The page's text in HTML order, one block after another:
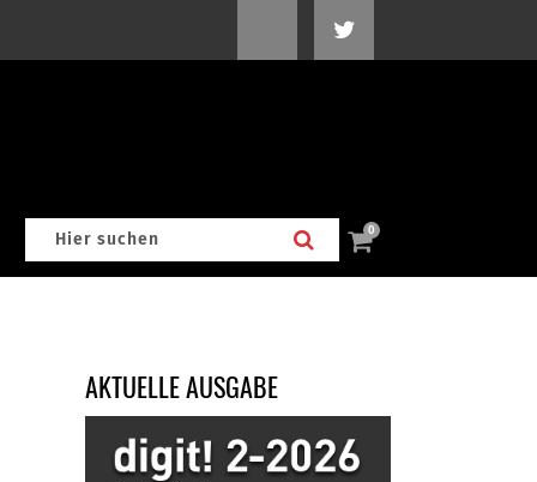
0
AKTUELLE AUSGABE